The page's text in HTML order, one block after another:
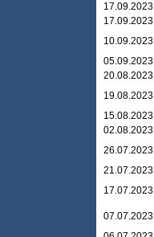
17.09.2023
17.09.2023
10.09.2023
05.09.2023
20.08.2023
19.08.2023
15.08.2023
02.08.2023
26.07.2023
21.07.2023
17.07.2023
07.07.2023